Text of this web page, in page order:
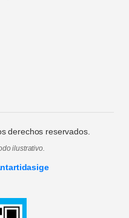
derechos reservados.
ilustrativo.